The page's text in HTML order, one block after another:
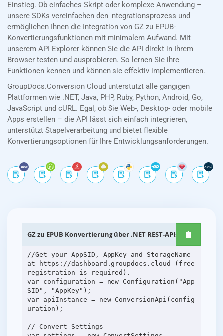
Einstieg. Ob einfaches Skript oder komplexe Anwendung –
unsere SDKs vereinfachen den Integrationsprozess und
ermöglichen Ihnen die Integration von GZ zu EPUB-
Konvertierungsfunktionen mit minimalem Aufwand. Mit
unserem API Explorer können Sie die API direkt in Ihrem
Browser testen und ausprobieren. So lernen Sie ihre
Funktionen kennen und können sie effektiv implementieren.
GroupDocs.Conversion Cloud unterstützt alle gängigen
Plattformen wie .NET, Java, PHP, Ruby, Python, Android, Go,
JavaScript und cURL. Egal, ob Sie Web-, Desktop- oder mobile
Apps erstellen – die API lässt sich einfach integrieren,
unterstützt Stapelverarbeitung und bietet flexible
Konvertierungsoptionen für Ihre Entwicklungsanforderungen.
GZ zu EPUB Konvertierung über .NET REST-APIs
//Get your AppSID, AppKey and StorageName
at https://dashboard.groupdocs.cloud (free
registration is required).
var configuration = new Configuration("App
SID", "AppKey");
var apiInstance = new ConversionApi(config
uration);
// Convert Settings